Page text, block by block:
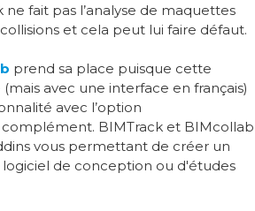
ne fait pas l’analyse de maquettes
et cela peut lui faire défaut.
prend sa place puisque cette
avec une interface en français)
avec l’option
complément. BIMTrack et BIMcollab
vous permettant de créer un
de conception ou d'études